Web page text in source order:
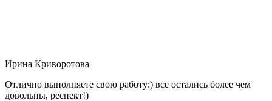
Ирина Криворотова
Отлично выполняете свою работу:) все остались более чем
довольны, респект!)